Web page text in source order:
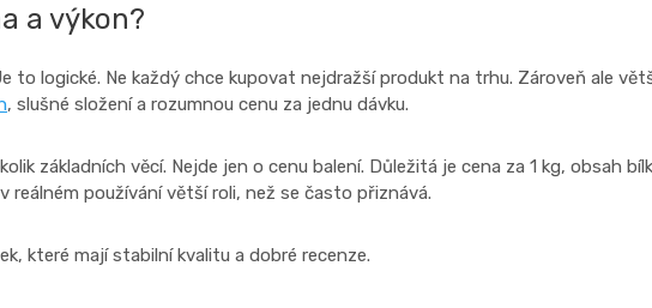
a výkon?
to logické. Ne každý chce kupovat nejdražší produkt na trhu. Zároveň ale
, slušné složení a rozumnou cenu za jednu dávku.
základních věcí. Nejde jen o cenu balení. Důležitá je cena za 1 kg, obsah
reálném používání větší roli, než se často přiznává.
které mají stabilní kvalitu a dobré recenze.